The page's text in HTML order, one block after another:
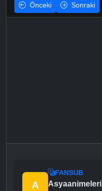
Önceki Sonraki
A
FANSUB
Asyaanimeleri